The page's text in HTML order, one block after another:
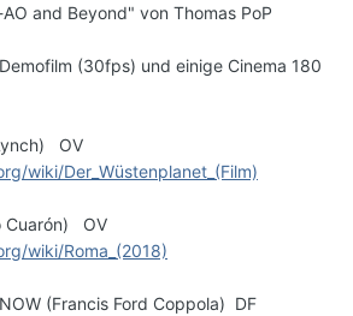
Beyond" von Thomas PoP
(30fps) und einige Cinema 180
OV
wiki/Der_Wüstenplanet_(Film)
Cuarón) OV
wiki/Roma_(2018)
(Francis Ford Coppola) DF